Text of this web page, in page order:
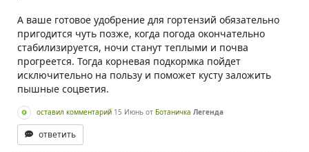
А ваше готовое удобрение для гортензий обязательно
пригодится чуть позже, когда погода окончательно
стабилизируется, ночи станут теплыми и почва
прогреется. Тогда корневая подкормка пойдет
исключительно на пользу и поможет кусту заложить
пышные соцветия.
оставил комментарий 15 Июнь от Ботаничка Легенда
ответить